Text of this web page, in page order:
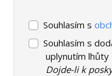
Souhlasím s
Souhlasím s
uplynutím lhůty
Dojde-li k